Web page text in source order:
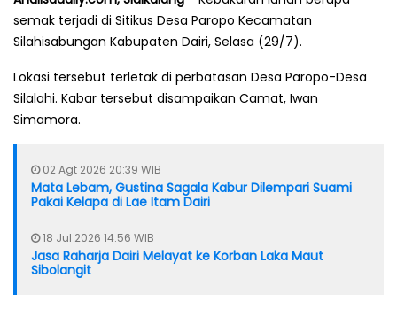
semak terjadi di Sitikus Desa Paropo Kecamatan
Silahisabungan Kabupaten Dairi, Selasa (29/7).
Lokasi tersebut terletak di perbatasan Desa Paropo-Desa
Silalahi. Kabar tersebut disampaikan Camat, Iwan
Simamora.
02 Agt 2026 20:39 WIB
Mata Lebam, Gustina Sagala Kabur Dilempari Suami
Pakai Kelapa di Lae Itam Dairi
18 Jul 2026 14:56 WIB
Jasa Raharja Dairi Melayat ke Korban Laka Maut
Sibolangit